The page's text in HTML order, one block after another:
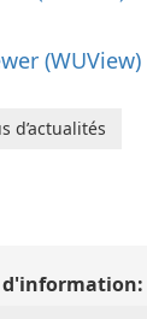
(WUView)
d’actualités
d'information: